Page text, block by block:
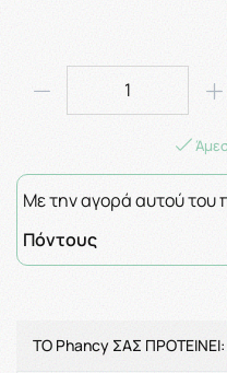
Με την αγορά αυτού του
Πόντους
ΤΟ Phancy ΣΑΣ ΠΡΟΤΕΙΝΕΙ: